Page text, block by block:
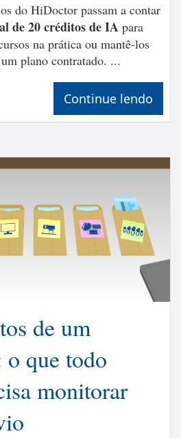
do HiDoctor passam a contar
de 20 créditos de IA para
na prática ou mantê-los
plano contratado. ...
Continue lendo
de um
que todo
monitorar